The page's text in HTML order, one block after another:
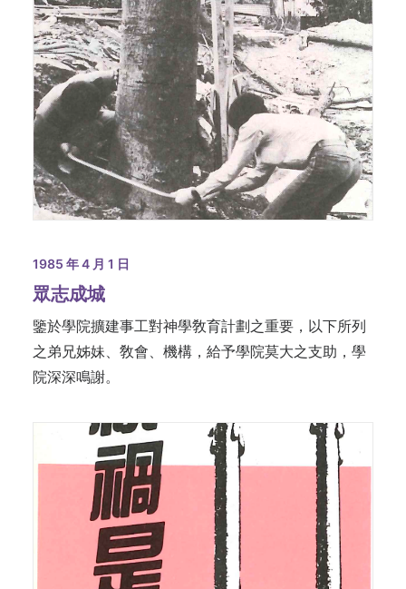
1985 年 4 月 1 日
眾志成城
鑒於學院擴建事工對神學敎育計劃之重要，以下所列
之弟兄姊妹、敎會、機構，給予學院莫大之支助，學
院深深鳴謝。